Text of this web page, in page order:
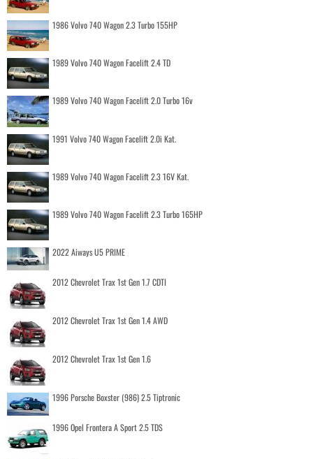
1986 Volvo 740 Wagon 2.3 Turbo 155HP
1989 Volvo 740 Wagon Facelift 2.4 TD
1989 Volvo 740 Wagon Facelift 2.0 Turbo 16v
1991 Volvo 740 Wagon Facelift 2.0i Kat.
1989 Volvo 740 Wagon Facelift 2.3 16V Kat.
1989 Volvo 740 Wagon Facelift 2.3 Turbo 165HP
2022 Aiways U5 PRIME
2012 Chevrolet Trax 1st Gen 1.7 CDTI
2012 Chevrolet Trax 1st Gen 1.4 AWD
2012 Chevrolet Trax 1st Gen 1.6
1996 Porsche Boxster (986) 2.5 Tiptronic
1996 Opel Frontera A Sport 2.5 TDS